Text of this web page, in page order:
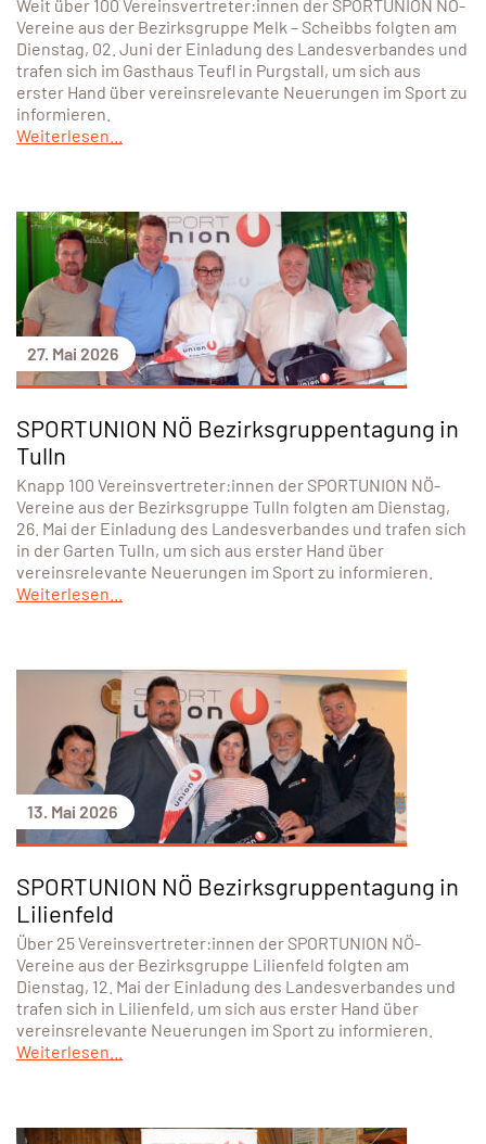
Weit über 100 Vereinsvertreter:innen der SPORTUNION NÖ-
Vereine aus der Bezirksgruppe Melk – Scheibbs folgten am
Dienstag, 02. Juni der Einladung des Landesverbandes und
trafen sich im Gasthaus Teufl in Purgstall, um sich aus
erster Hand über vereinsrelevante Neuerungen im Sport zu
informieren.
Weiterlesen...
27. Mai 2026
SPORTUNION NÖ Bezirksgruppentagung in
Tulln
Knapp 100 Vereinsvertreter:innen der SPORTUNION NÖ-
Vereine aus der Bezirksgruppe Tulln folgten am Dienstag,
26. Mai der Einladung des Landesverbandes und trafen sich
in der Garten Tulln, um sich aus erster Hand über
vereinsrelevante Neuerungen im Sport zu informieren.
Weiterlesen...
13. Mai 2026
SPORTUNION NÖ Bezirksgruppentagung in
Lilienfeld
Über 25 Vereinsvertreter:innen der SPORTUNION NÖ-
Vereine aus der Bezirksgruppe Lilienfeld folgten am
Dienstag, 12. Mai der Einladung des Landesverbandes und
trafen sich in Lilienfeld, um sich aus erster Hand über
vereinsrelevante Neuerungen im Sport zu informieren.
Weiterlesen...